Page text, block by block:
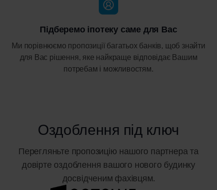
Підберемо іпотеку саме для Вас
Ми порівнюємо пропозиції багатьох банків, щоб знайти
для Вас рішення, яке найкраще відповідає Вашим
потребам і можливостям.
Оздоблення під ключ
Перегляньте пропозицію нашого партнера та
довірте оздоблення вашого нового будинку
досвідченим фахівцям.